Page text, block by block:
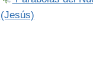
(Jesús)